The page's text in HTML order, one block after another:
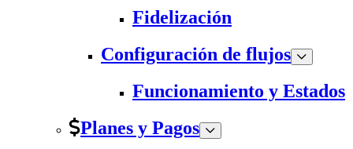
Fidelización
Configuración de flujos
Funcionamiento y Estados
Planes y Pagos